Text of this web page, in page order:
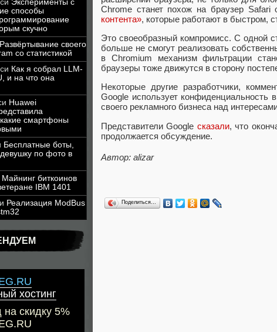
Эксперименты с
способы
скучно
Развёртывание своего
со статистикой
Как я собрал LLM-
и на что она
Huawei
смартфоны
Бесплатные боты,
по фото в
Майнинг биткоинов
IBM 1401
Реализация ModBus
хостинг
скидку 5%
Chrome станет похож на браузер Safari
контента», которые работают в быстром,
Это своеобразный компромисс. С одной
больше не смогут реализовать
в Chromium механизм фильтрации
браузеры тоже движутся в сторону
Некоторые другие разработчики,
Google использует конфиденциальность
своего рекламного бизнеса над
Представители Google сказали, что
продолжается обсуждение.
Автор: alizar
Поделиться…